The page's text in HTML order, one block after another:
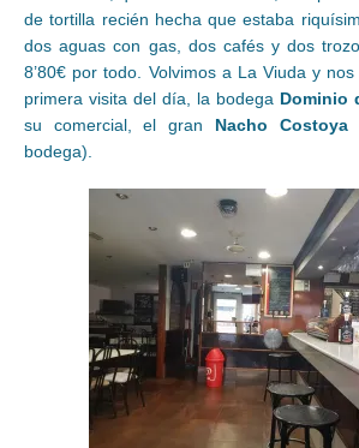
de tortilla recién hecha que estaba
dos aguas con gas, dos cafés y dos
8’80€ por todo. Volvimos a La Viuda y
primera visita del día, la bodega Dominio
su comercial, el gran Nacho Costoya
bodega).